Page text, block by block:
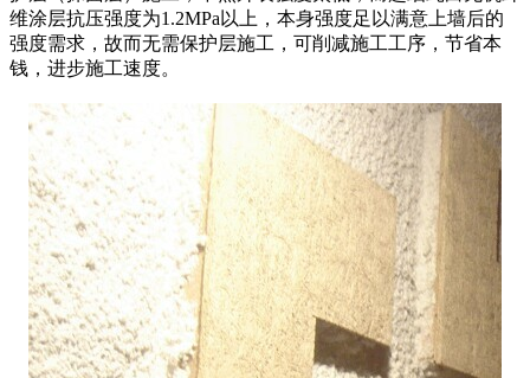
维涂层抗压强度为1.2MPa以上，本身强度足以满意上墙后的
强度需求，故而无需保护层施工，可削减施工工序，节省本
钱，进步施工速度。